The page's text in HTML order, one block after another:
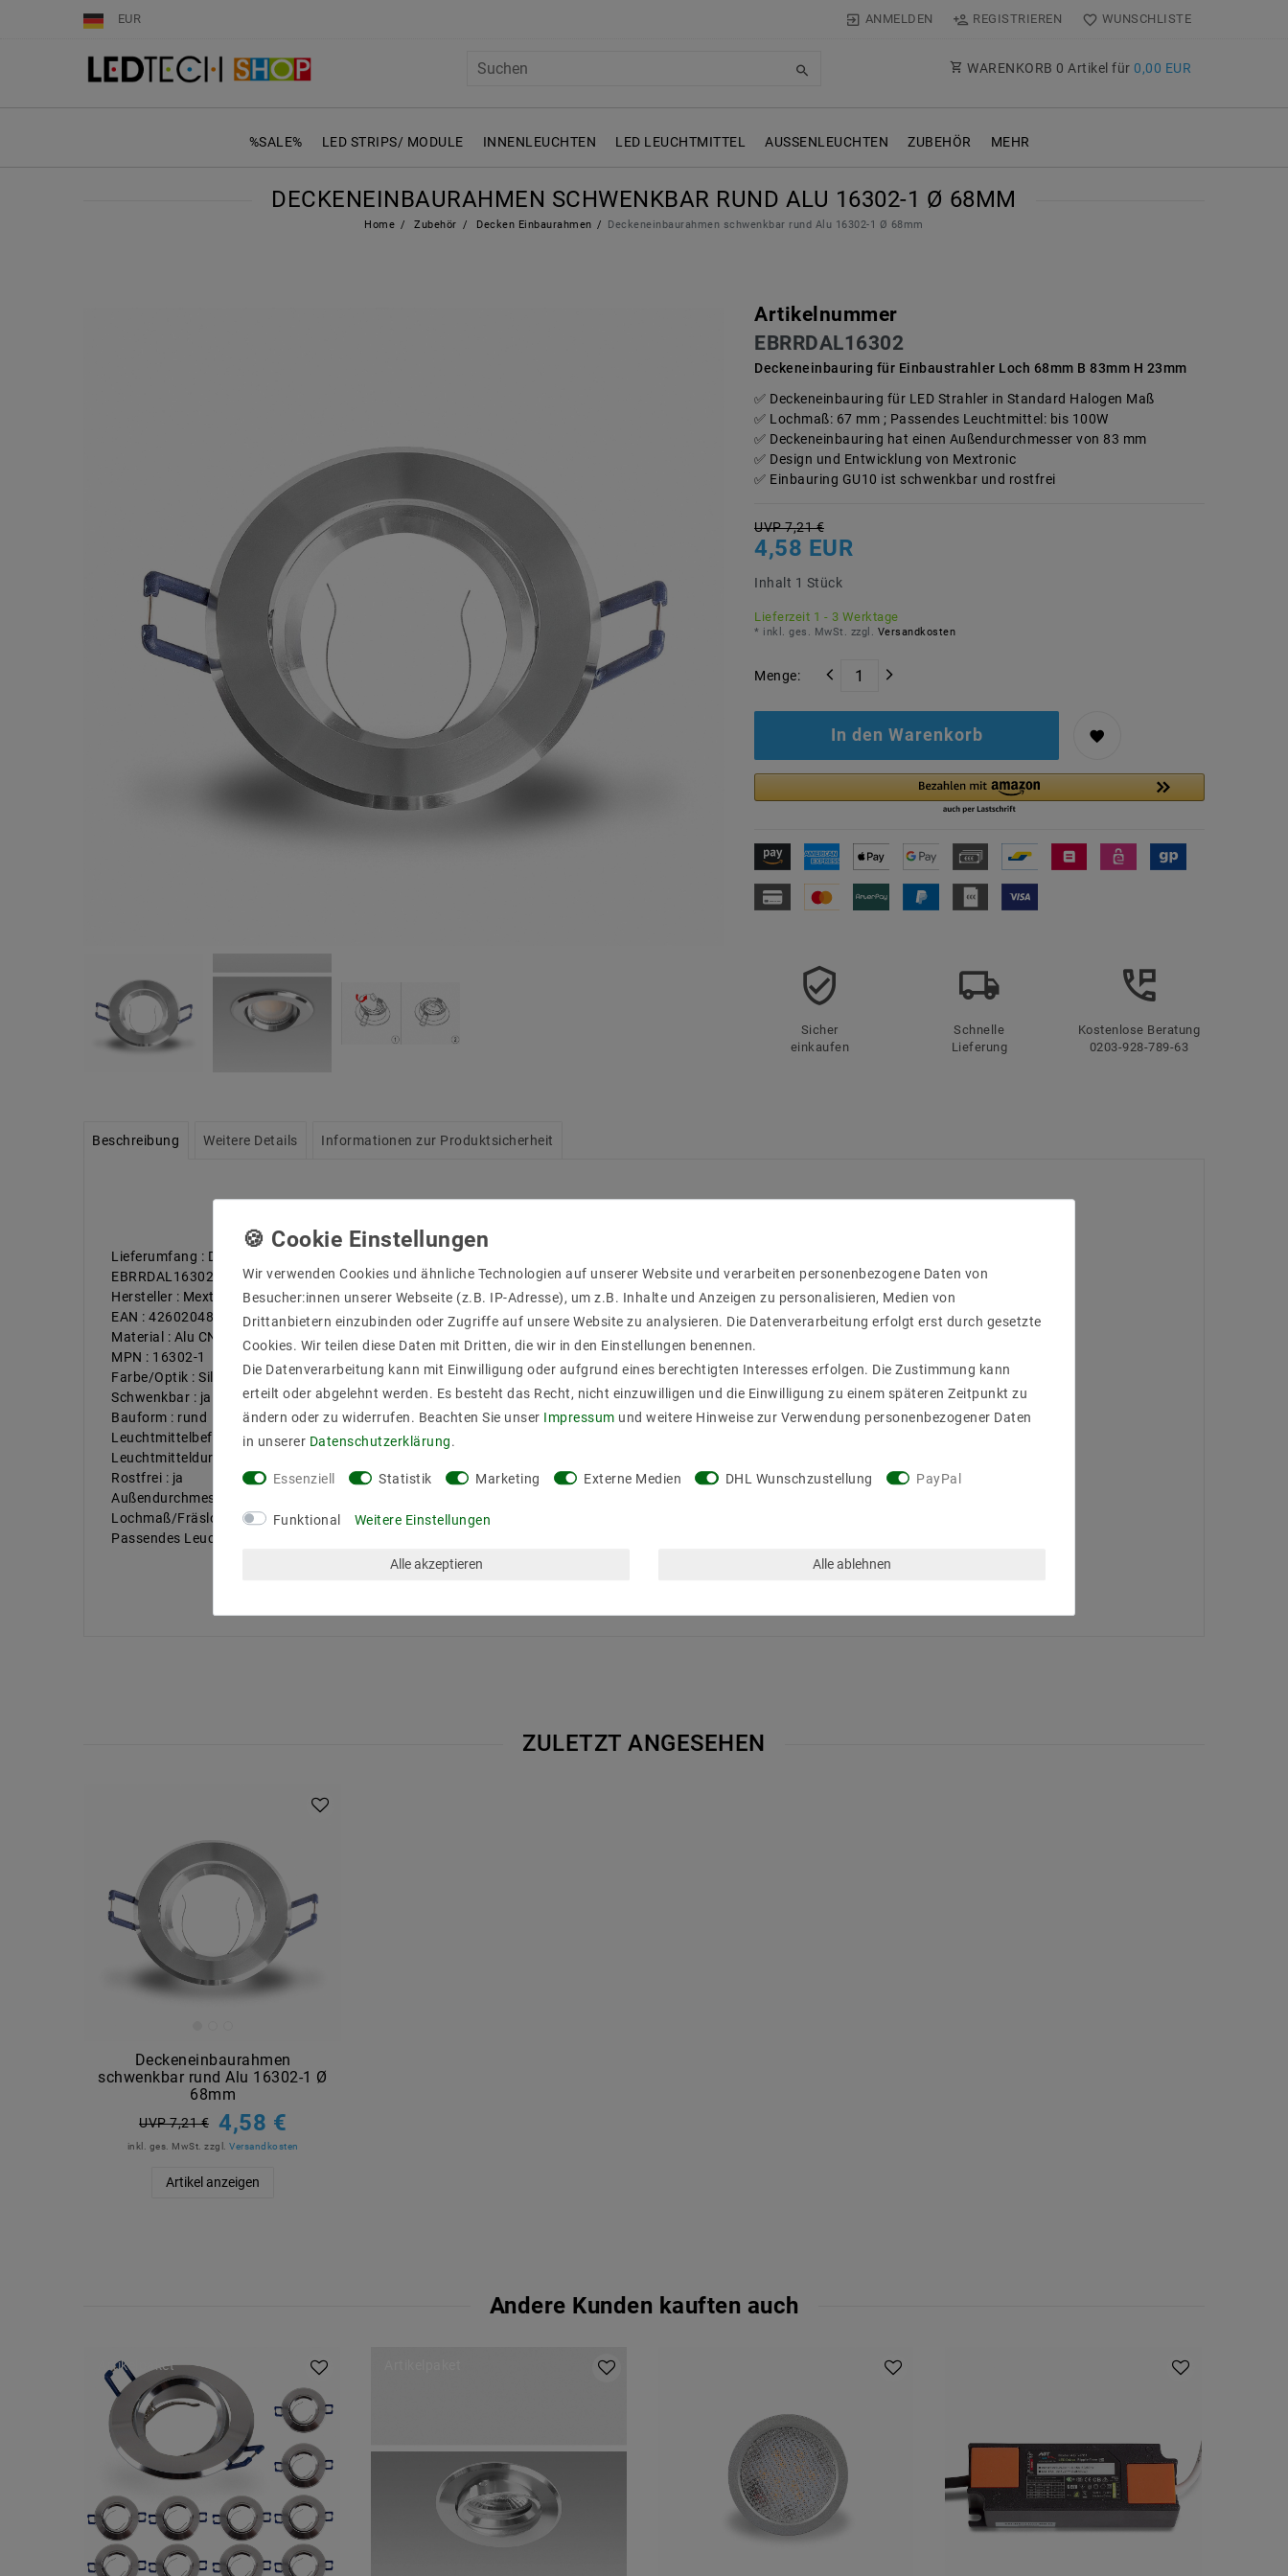
EUR ANMELDEN REGISTRIEREN WUNSCHLISTE
WARENKORB 0 Artikel für 0,00 EUR
%SALE% LED STRIPS/ MODULE INNENLEUCHTEN LED LEUCHTMITTEL AUSSENLEUCHTEN ZUBEHÖR MEHR
DECKENEINBAURAHMEN SCHWENKBAR RUND ALU 16302-1 Ø 68MM
Home Zubehör Decken Einbaurahmen Deckeneinbaurahmen schwenkbar rund Alu 16302-1 Ø 68mm
Artikelnummer
EBRRDAL16302
Deckeneinbauring für Einbaustrahler Loch 68mm B 83mm H 23mm
Deckeneinbauring für LED Strahler in Standard Halogen Maß
Lochmaß: 67 mm ; Passendes Leuchtmittel: bis 100W
Deckeneinbauring hat einen Außendurchmesser von 83 mm
Design und Entwicklung von Mextronic
Einbauring GU10 ist schwenkbar und rostfrei
UVP 7,21 €
4,58 EUR
Inhalt 1 Stück
Lieferzeit 1 - 3 Werktage
* inkl. ges. MwSt. zzgl. Versandkosten
Menge:
In den Warenkorb
Sicher
einkaufen
Schnelle
Lieferung
Kostenlose Beratung
0203-928-789-63
Beschreibung Weitere Details Informationen zur Produktsicherheit
Lieferumfang : Deckeinebaurahmen ohne Fassung und Leuchtmittel
EBRRDAL16302
Hersteller : Mextronic
EAN : 4260204869513
Material : Alu CNC fräse
MPN : 16302-1
Farbe/Optik : Silbernes Aluminium
Schwenkbar : ja
Bauform : rund
Leuchtmittelbefestigung : hinters Sprengring
Leuchtmitteldurchmesse (mm) : 50
Rostfrei : ja
Außendurchmesser (mm) : 83
Lochmaß/Fräsloch (mm) : 68
Passendes Leuchtmittel : bis 50W Halogen Lampen / LED Strahler bis 15W in standard Halogen Maß
ZULETZT ANGESEHEN
Deckeneinbaurahmen
schwenkbar rund Alu 16302-1 Ø
68mm
UVP 7,21 € 4,58 €
inkl. ges. MwSt. zzgl. Versandkosten
Artikel anzeigen
Andere Kunden kauften auch
Artikelpaket
Wir verwenden Cookies und ähnliche Technologien auf unserer Website und verarbeiten personenbezogene Daten von
Besucher:innen unserer Webseite (z.B. IP-Adresse), um z.B. Inhalte und Anzeigen zu personalisieren, Medien von
Drittanbietern einzubinden oder Zugriffe auf unsere Website zu analysieren. Die Datenverarbeitung erfolgt erst durch gesetzte
Cookies. Wir teilen diese Daten mit Dritten, die wir in den Einstellungen benennen.
Die Datenverarbeitung kann mit Einwilligung oder aufgrund eines berechtigten Interesses erfolgen. Die Zustimmung kann
erteilt oder abgelehnt werden. Es besteht das Recht, nicht einzuwilligen und die Einwilligung zu einem späteren Zeitpunkt zu
ändern oder zu widerrufen. Beachten Sie unser Impressum und weitere Hinweise zur Verwendung personenbezogener Daten
in unserer Daten­schutz­erklärung.
Essenziell Statistik Marketing Externe Medien DHL Wunschzustellung PayPal
Funktional Weitere Einstellungen
Alle akzeptieren Alle ablehnen